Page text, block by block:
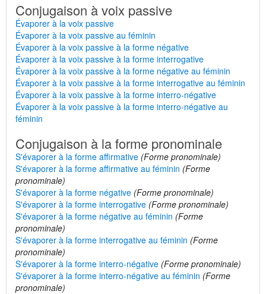
Conjugaison à voix passive
Évaporer à la voix passive
Évaporer à la voix passive au féminin
Évaporer à la voix passive à la forme négative
Évaporer à la voix passive à la forme interrogative
Évaporer à la voix passive à la forme négative au féminin
Évaporer à la voix passive à la forme interrogative au féminin
Évaporer à la voix passive à la forme interro-négative
Évaporer à la voix passive à la forme interro-négative au
féminin
Conjugaison à la forme pronominale
S'évaporer à la forme affirmative (Forme pronominale)
S'évaporer à la forme affirmative au féminin (Forme
pronominale)
S'évaporer à la forme négative (Forme pronominale)
S'évaporer à la forme interrogative (Forme pronominale)
S'évaporer à la forme négative au féminin (Forme
pronominale)
S'évaporer à la forme interrogative au féminin (Forme
pronominale)
S'évaporer à la forme interro-négative (Forme pronominale)
S'évaporer à la forme interro-négative au féminin (Forme
pronominale)